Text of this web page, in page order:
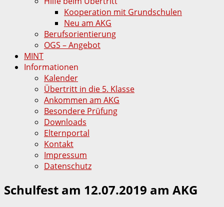
Kooperation mit Grundschulen
Neu am AKG
Berufsorientierung
OGS – Angebot
MINT
Informationen
Kalender
Übertritt in die 5. Klasse
Ankommen am AKG
Besondere Prüfung
Downloads
Elternportal
Kontakt
Impressum
Datenschutz
Schulfest am 12.07.2019 am AKG